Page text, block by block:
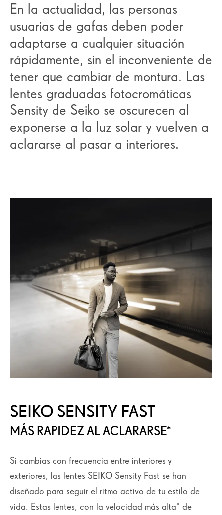
En la actualidad, las personas
usuarias de gafas deben poder
adaptarse a cualquier situación
rápidamente, sin el inconveniente de
tener que cambiar de montura. Las
lentes graduadas fotocromáticas
Sensity de Seiko se oscurecen al
exponerse a la luz solar y vuelven a
aclararse al pasar a interiores.
SEIKO SENSITY FAST
MÁS RAPIDEZ AL ACLARARSE*
Si cambias con frecuencia entre interiores y
exteriores, las lentes SEIKO Sensity Fast se han
diseñado para seguir el ritmo activo de tu estilo de
vida. Estas lentes, con la velocidad más alta* de